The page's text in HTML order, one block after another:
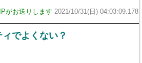
がお送りします 2021/10/31(日) 04:03:09.178
でよくない？